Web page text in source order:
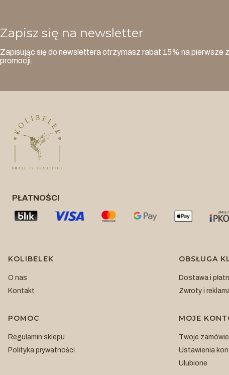
Zapisz się na newsletter
Zapisując się do newslettera otrzymasz rabat 15% na pierwsze
promocji.
PŁATNOŚCI
Linki w stopce
KOLIBELEK
O nas
Kontakt
OBSŁUGA
Dostawa i
Zwroty i
POMOC
Regulamin sklepu
Polityka prywatności
MOJE
Twoje
Ustawienia
Ulubione